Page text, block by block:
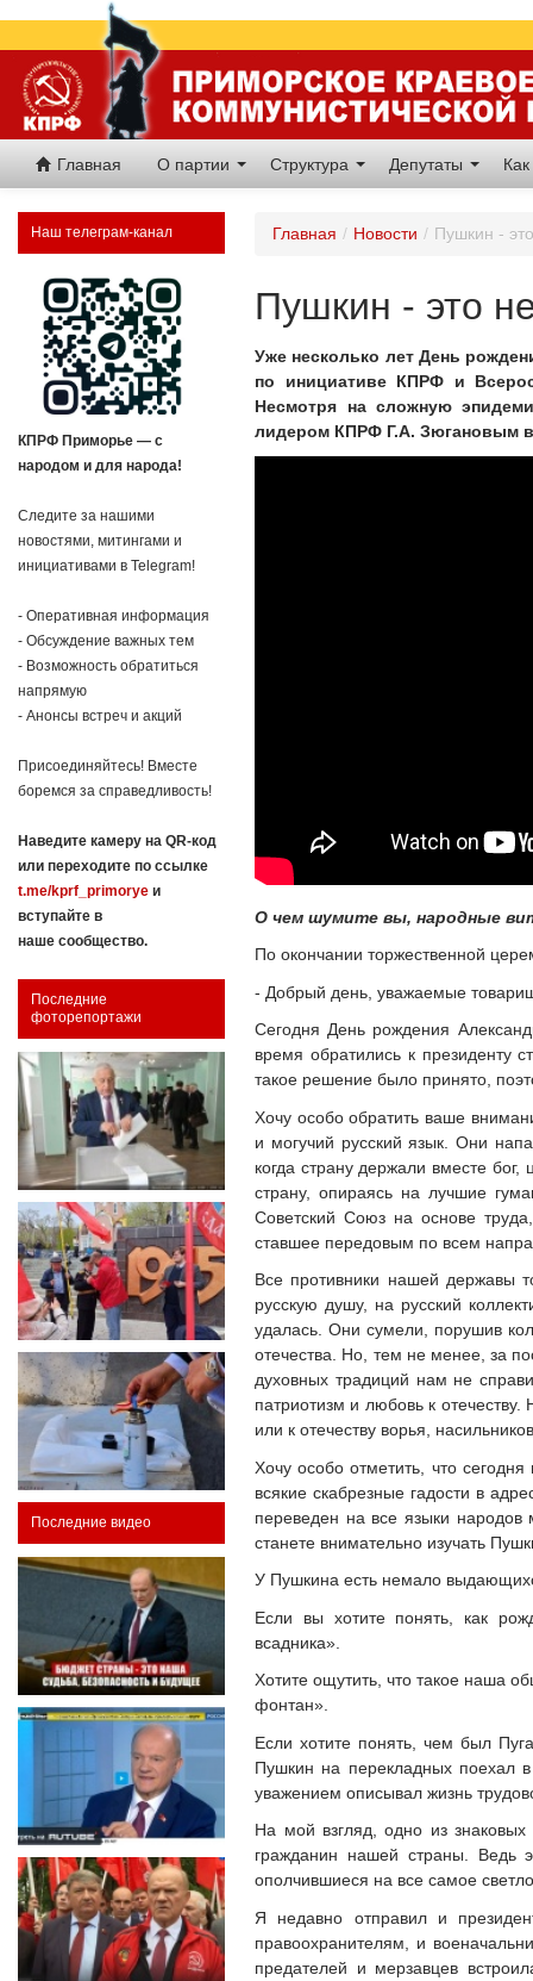
Главная О партии Структура Депутаты
Наш телеграм-канал
КПРФ Приморье — с
народом и для народа!
Следите за нашими
новостями, митингами и
инициативами в Telegram!
- Оперативная информация
- Обсуждение важных тем
- Возможность обратиться
напрямую
- Анонсы встреч и акций
Присоединяйтесь! Вместе
боремся за справедливость!
Наведите камеру на QR-код
или переходите по ссылке
t.me/kprf_primorye и
вступайте в
наше сообщество.
Последние
фоторепортажи
Последние видео
Главная / Новости / Пушкин -
Пушкин - это
Уже несколько лет День
по инициативе КПРФ и
Несмотря на сложную
лидером КПРФ Г.А. Зюгановым
О чем шумите вы, народные
По окончании торжественной
- Добрый день, уважаемые
Сегодня День рождения
время обратились к президенту
такое решение было принято,
Хочу особо обратить ваше
и могучий русский язык. Они
когда страну держали вместе
страну, опираясь на лучшие
Советский Союз на основе
ставшее передовым по всем
Все противники нашей державы
русскую душу, на русский
удалась. Они сумели, порушив
отечества. Но, тем не менее, за
духовных традиций нам не
патриотизм и любовь к отечеству.
или к отечеству ворья,
Хочу особо отметить, что
всякие скабрезные гадости в
переведен на все языки
станете внимательно изучать
У Пушкина есть немало
Если вы хотите понять, как
всадника».
Хотите ощутить, что такое наша
фонтан».
Если хотите понять, чем был
Пушкин на перекладных поехал
уважением описывал жизнь
На мой взгляд, одно из знаковых
гражданин нашей страны. Ведь
ополчившиеся на все самое
Я недавно отправил и
правоохранителям, и
предателей и мерзавцев